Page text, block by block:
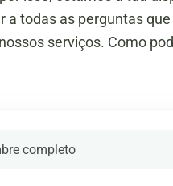
a todas as perguntas
serviços. Como